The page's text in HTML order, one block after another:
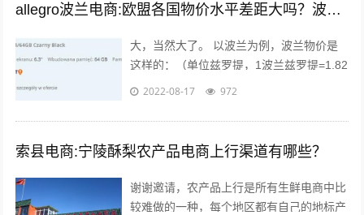
allegro波兰电商:欧盟各国物价水平差距大吗？波兰的物价水平又如何呢？
大，当然大了。 以波兰为例，波兰物价是
这样的：（单位兹罗提，1波兰兹罗提=1.82
人民币），本物价是按照波兰平均物价计算
2022-08-17 972
索县电商:宁陵酥梨农产品电商上行渠道有哪些？
谢谢邀请，农产品上行是所有生鲜电商中比
较难做的一种，每个地区都有自己的地标产